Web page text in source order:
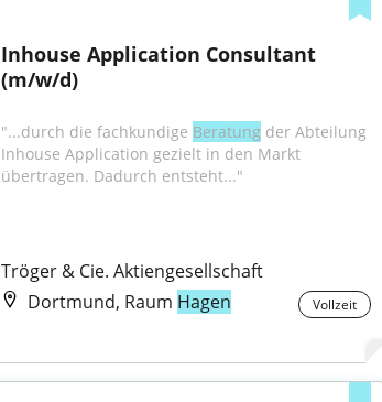
Inhouse Application Consultant
(m/w/d)
"...durch die fachkundige Beratung der Abteilung
Inhouse Application gezielt in den Markt
übertragen. Dadurch entsteht..."
Tröger & Cie. Aktiengesellschaft
Dortmund, Raum Hagen Vollzeit